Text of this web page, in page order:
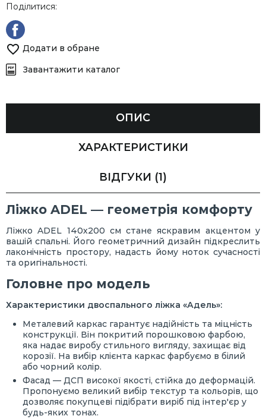
Поділитися:
Додати в обране
Завантажити каталог
ОПИС
ХАРАКТЕРИСТИКИ
ВІДГУКИ (1)
Ліжко ADEL — геометрія комфорту
Ліжко ADEL 140х200 см стане яскравим акцентом у
вашій спальні. Його геометричний дизайн підкреслить
лаконічність простору, надасть йому ноток сучасності
та оригінальності.
Головне про модель
Характеристики двоспального ліжка «Адель»:
Металевий каркас гарантує надійність та міцність
конструкції. Він покритий порошковою фарбою,
яка надає виробу стильного вигляду, захищає від
корозії. На вибір клієнта каркас фарбуємо в білий
або чорний колір.
Фасад — ДСП високої якості, стійка до деформацій.
Пропонуємо великий вибір текстур та кольорів, що
дозволяє покупцеві підібрати виріб під інтер'єр у
будь-яких тонах.